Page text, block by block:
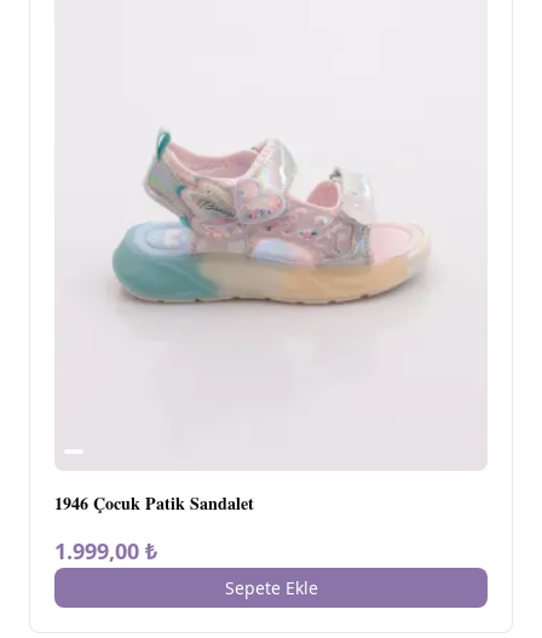
1946 Çocuk Patik Sandalet
1.999,00 ₺
Sepete Ekle